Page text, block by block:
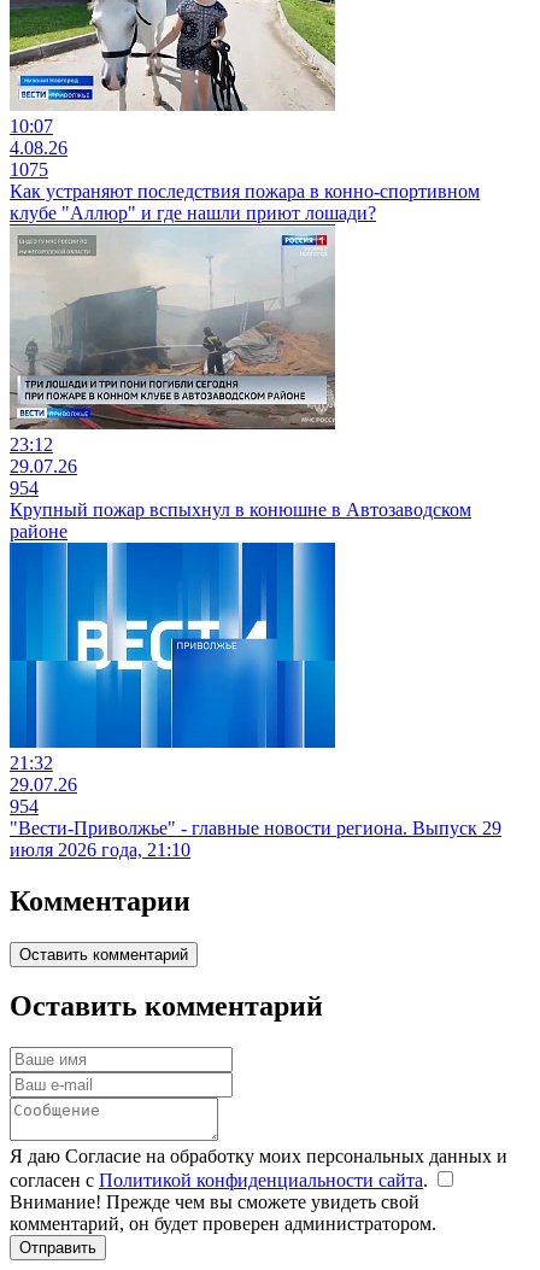
10:07
4.08.26
1075
Как устраняют последствия пожара в конно-спортивном
клубе "Аллюр" и где нашли приют лошади?
23:12
29.07.26
954
Крупный пожар вспыхнул в конюшне в Автозаводском
районе
21:32
29.07.26
954
"Вести-Приволжье" - главные новости региона. Выпуск 29
июля 2026 года, 21:10
Комментарии
Оставить комментарий
Оставить комментарий
Я даю Согласие на обработку моих персональных данных и
согласен с Политикой конфиденциальности сайта.
Внимание! Прежде чем вы сможете увидеть свой
комментарий, он будет проверен администратором.
Отправить